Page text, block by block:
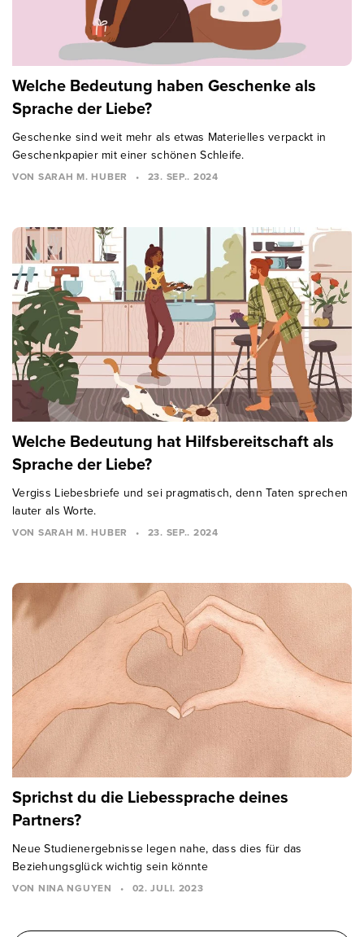
Welche Bedeutung haben Geschenke als
Sprache der Liebe?
Geschenke sind weit mehr als etwas Materielles verpackt in
Geschenkpapier mit einer schönen Schleife.
VON SARAH M. HUBER • 23. SEP.. 2024
Welche Bedeutung hat Hilfsbereitschaft als
Sprache der Liebe?
Vergiss Liebesbriefe und sei pragmatisch, denn Taten sprechen
lauter als Worte.
VON SARAH M. HUBER • 23. SEP.. 2024
Sprichst du die Liebessprache deines
Partners?
Neue Studienergebnisse legen nahe, dass dies für das
Beziehungsglück wichtig sein könnte
VON NINA NGUYEN • 02. JULI. 2023